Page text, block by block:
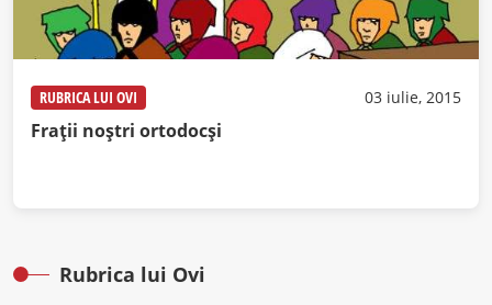
RUBRICA LUI OVI 03 iulie, 2015
Frații noștri ortodocși
Rubrica lui Ovi